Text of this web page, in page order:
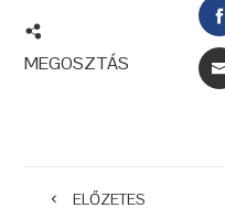
MEGOSZTÁS
ELŐZETES